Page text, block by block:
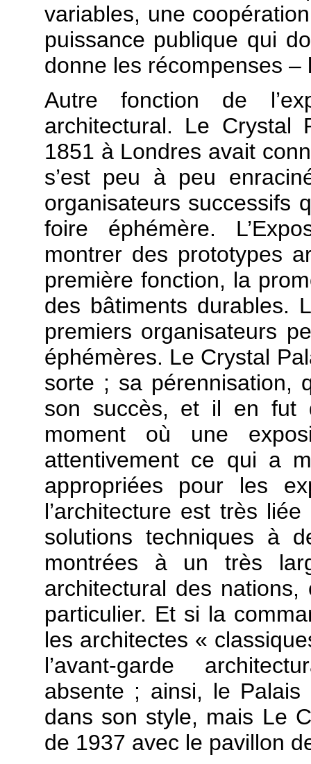
variables, une
puissance publique qui
donne les récompenses
Autre fonction de
architectural. Le Crystal
1851 à Londres avait
s’est peu à peu
organisateurs successifs
foire éphémère.
montrer des prototypes
première fonction, la
des bâtiments durables.
premiers organisateurs
éphémères. Le Crystal
sorte ; sa pérennisation,
son succès, et il en fut
moment où une
attentivement ce qui a
appropriées pour les
l’architecture est très
solutions techniques à
montrées à un très
architectural des
particulier. Et si la
les architectes «
l’avant-garde
absente ; ainsi, le Palais
dans son style, mais Le
de 1937 avec le pavillon